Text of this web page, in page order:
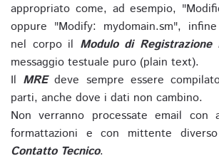
appropriato come, ad esempio,
oppure "Modify: mydomain.sm",
nel corpo il Modulo di Registrazione
messaggio testuale puro (plain text).
Il MREdeve sempre essere
parti, anche dove i dati non cambino.
Non verranno processate email con
formattazioni e con mittente
Contatto Tecnico.